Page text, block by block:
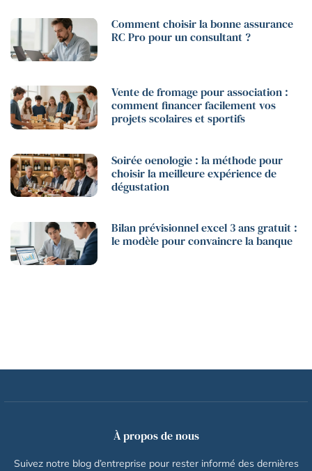
Comment choisir la bonne assurance
RC Pro pour un consultant ?
Vente de fromage pour association :
comment financer facilement vos
projets scolaires et sportifs
Soirée oenologie : la méthode pour
choisir la meilleure expérience de
dégustation
Bilan prévisionnel excel 3 ans gratuit :
le modèle pour convaincre la banque
À propos de nous
Suivez notre blog d’entreprise pour rester informé des dernières